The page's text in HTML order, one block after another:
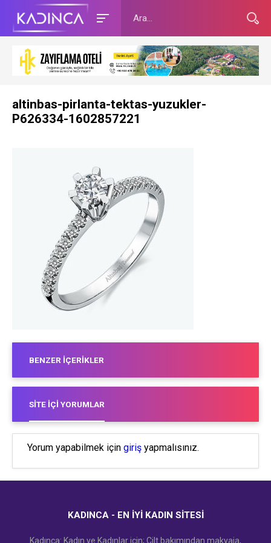
altinbas-pirlanta-tektas-yuzukler-
P626334-1602857221
BENZER İÇERIKLER
SITE İÇI YORUMLAR
Yorum yapabilmek için giriş yapmalısınız.
KADINCA - EN İYI KADIN SITESI
Kadınca: Kadın ve Kadınlar için; Cilt bakımından makyaja,